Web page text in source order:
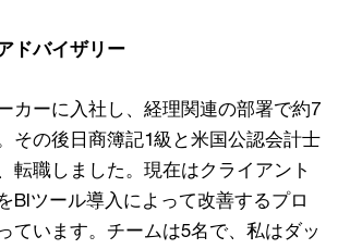
ドバイザリー
カーに入社し、経理関連の部署で約7
その後日商簿記1級と米国公認会計士
転職しました。現在はクライアント
BIツール導入によって改善するプロ
ています。チームは5名で、私はダッ